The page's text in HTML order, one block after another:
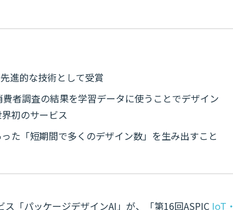
進的な技術として受賞
者調査の結果を学習データに使うことでデザイン
初のサービス
た「短期間で多くのデザイン数」を生み出すこと
「パッケージデザインAI」が、「第16回ASPIC IoT・